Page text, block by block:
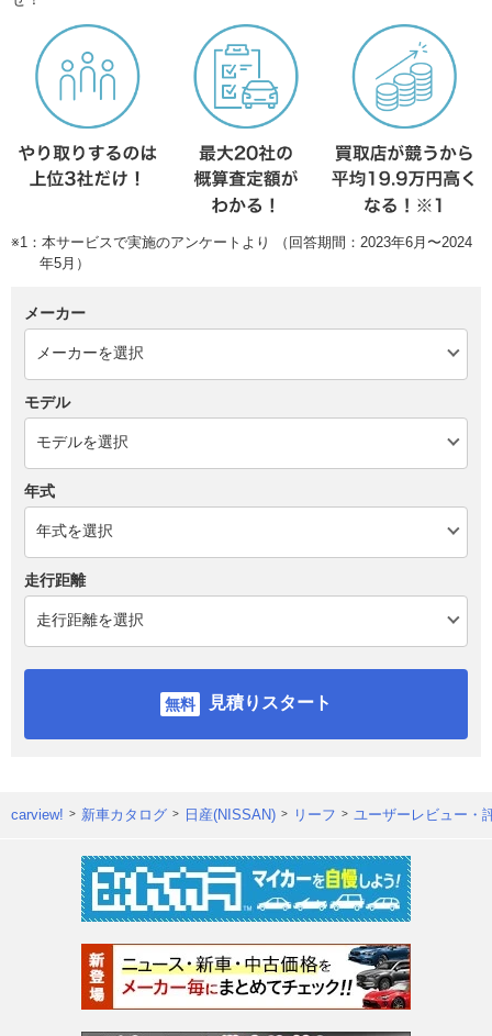
※1：本サービスで実施のアンケートより （回答期間：2023年6月〜2024
年5月）
メーカー
モデル
年式
走行距離
見積りスタート
carview! 新車カタログ 日産(NISSAN) リーフ ユーザーレビュー・